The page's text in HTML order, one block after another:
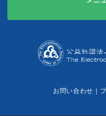
お問い合わせ ｜